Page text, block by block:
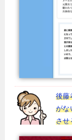
後藤
がな
させ